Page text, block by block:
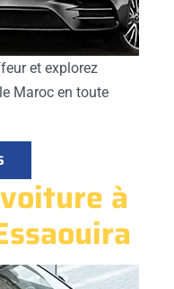
et explorez
Maroc en toute
à